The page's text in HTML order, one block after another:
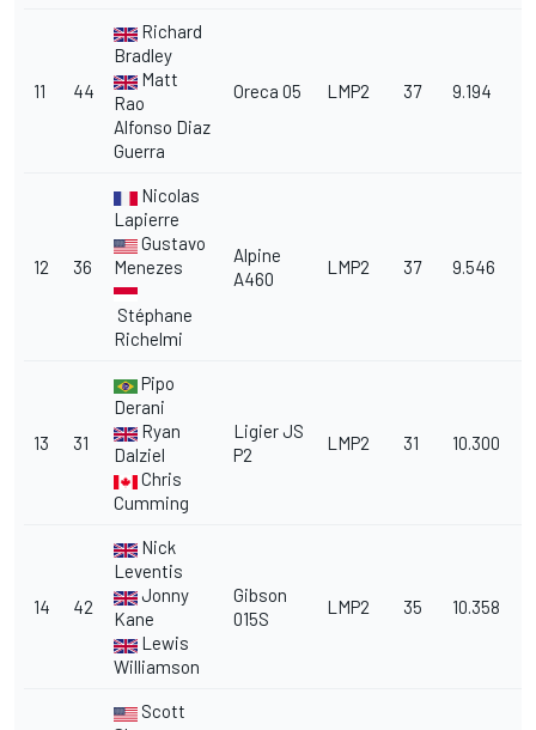
11 44
Richard
Bradley
Matt
Rao
Alfonso Diaz
Guerra
Oreca 05 LMP2 37 9.194
12 36
Nicolas
Lapierre
Gustavo
Menezes
Stéphane
Richelmi
Alpine
A460
LMP2 37 9.546
13 31
Pipo
Derani
Ryan
Dalziel
Chris
Cumming
Ligier JS
P2
LMP2 31 10.300
14 42
Nick
Leventis
Jonny
Kane
Lewis
Williamson
Gibson
015S
LMP2 35 10.358
Scott